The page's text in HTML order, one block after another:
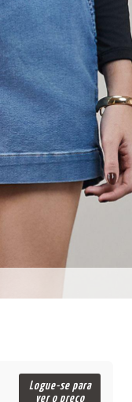
Logue-se para
ver o preço